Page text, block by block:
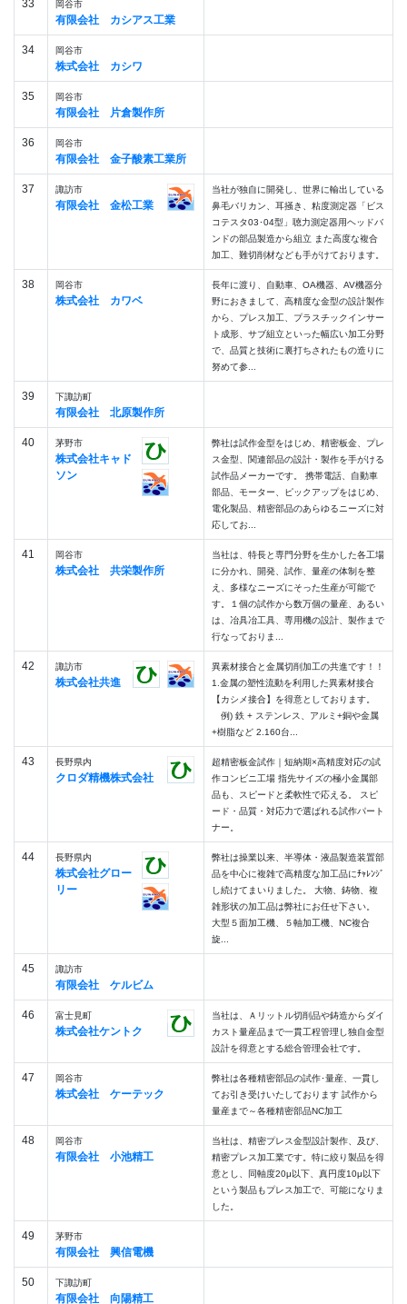
33 岡谷市
有限会社 カシアス工業
34 岡谷市
株式会社 カシワ
35 岡谷市
有限会社 片倉製作所
36 岡谷市
有限会社 金子酸素工業所
37 諏訪市
有限会社 金松工業
当社が独自に開発し、世界に輸出している
鼻毛バリカン、耳掻き、粘度測定器「ビス
コテスタ03･04型」聴力測定器用ヘッドバ
ンドの部品製造から組立 また高度な複合
加工、難切削材なども手がけております。
38 岡谷市
株式会社 カワベ
長年に渡り、自動車、OA機器、AV機器分
野におきまして、高精度な金型の設計製作
から、プレス加工、プラスチックインサー
ト成形、サブ組立といった幅広い加工分野
で、品質と技術に裏打ちされたもの造りに
努めて参...
39 下諏訪町
有限会社 北原製作所
40 茅野市
株式会社キャド
ソン
弊社は試作金型をはじめ、精密板金、プレ
ス金型、関連部品の設計・製作を手がける
試作品メーカーです。 携帯電話、自動車
部品、モーター、ピックアップをはじめ、
電化製品、精密部品のあらゆるニーズに対
応してお...
41 岡谷市
株式会社 共栄製作所
当社は、特長と専門分野を生かした各工場
に分かれ、開発、試作、量産の体制を整
え、多様なニーズにそった生産が可能で
す。１個の試作から数万個の量産、あるい
は、冶具冶工具、専用機の設計、製作まで
行なっておりま...
42 諏訪市
株式会社共進
異素材接合と金属切削加工の共進です！！
1.金属の塑性流動を利用した異素材接合
【カシメ接合】を得意としております。
例) 鉄 + ステンレス、アルミ+銅や金属
+樹脂など 2.160台...
43 長野県内
クロダ精機株式会社
超精密板金試作｜短納期×高精度対応の試
作コンビニ工場 指先サイズの極小金属部
品も、スピードと柔軟性で応える。 スピ
ード・品質・対応力で選ばれる試作パート
ナー。
44 長野県内
株式会社グロー
リー
弊社は操業以来、半導体・液晶製造装置部
品を中心に複雑で高精度な加工品にﾁｬﾚﾝｼﾞ
し続けてまいりました。 大物、鋳物、複
雑形状の加工品は弊社にお任せ下さい。
大型５面加工機、５軸加工機、NC複合
旋...
45 諏訪市
有限会社 ケルビム
46 富士見町
株式会社ケントク
当社は、Ａリットル切削品や鋳造からダイ
カスト量産品まで一貫工程管理し独自金型
設計を得意とする総合管理会社です。
47 岡谷市
株式会社 ケーテック
弊社は各種精密部品の試作･量産、一貫し
てお引き受けいたしております 試作から
量産まで～各種精密部品NC加工
48 岡谷市
有限会社 小池精工
当社は、精密プレス金型設計製作、及び、
精密プレス加工業です。特に絞り製品を得
意とし、同軸度20μ以下、真円度10μ以下
という製品もプレス加工で、可能になりま
した。
49 茅野市
有限会社 興信電機
50 下諏訪町
有限会社 向陽精工